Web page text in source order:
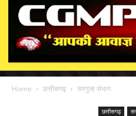
Home छत्तीसगढ़ सरगुजा संभाग
छत्तीसगढ़